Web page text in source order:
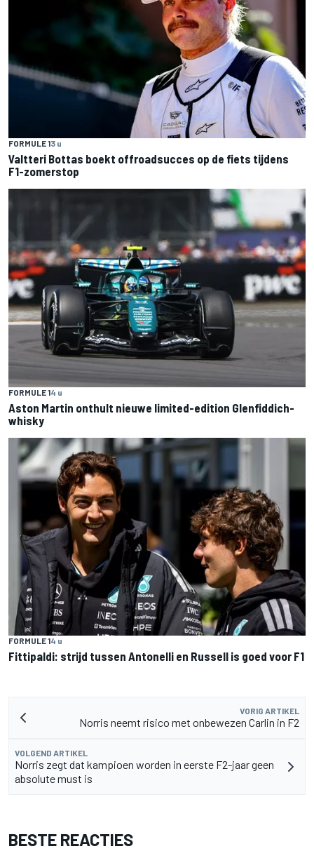
FORMULE 13 u
Valtteri Bottas boekt offroadsucces op de fiets tijdens
F1-zomerstop
FORMULE 14 u
Aston Martin onthult nieuwe limited-edition Glenfiddich-
whisky
FORMULE 14 u
Fittipaldi: strijd tussen Antonelli en Russell is goed voor F1
VORIG ARTIKEL
Norris neemt risico met onbewezen Carlin in F2
VOLGEND ARTIKEL
Norris zegt dat kampioen worden in eerste F2-jaar geen
absolute must is
BESTE REACTIES